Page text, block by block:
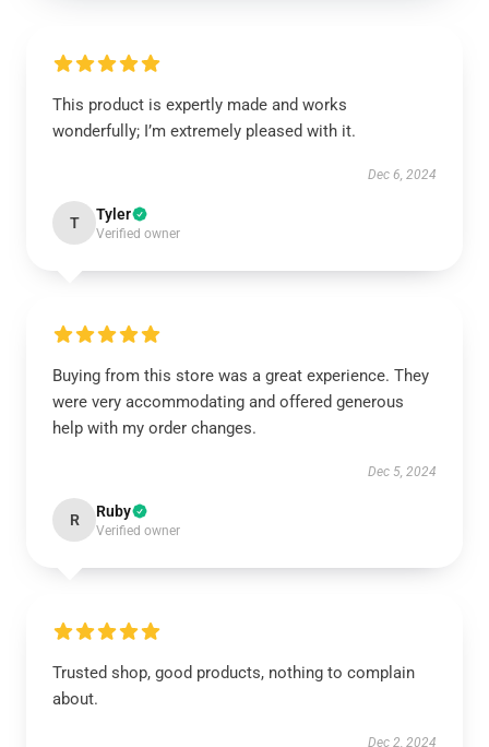
This product is expertly made and works
wonderfully; I’m extremely pleased with it.
Dec 6, 2024
T Tyler
Verified owner
Buying from this store was a great experience. They
were very accommodating and offered generous
help with my order changes.
Dec 5, 2024
R Ruby
Verified owner
Trusted shop, good products, nothing to complain
about.
Dec 2, 2024